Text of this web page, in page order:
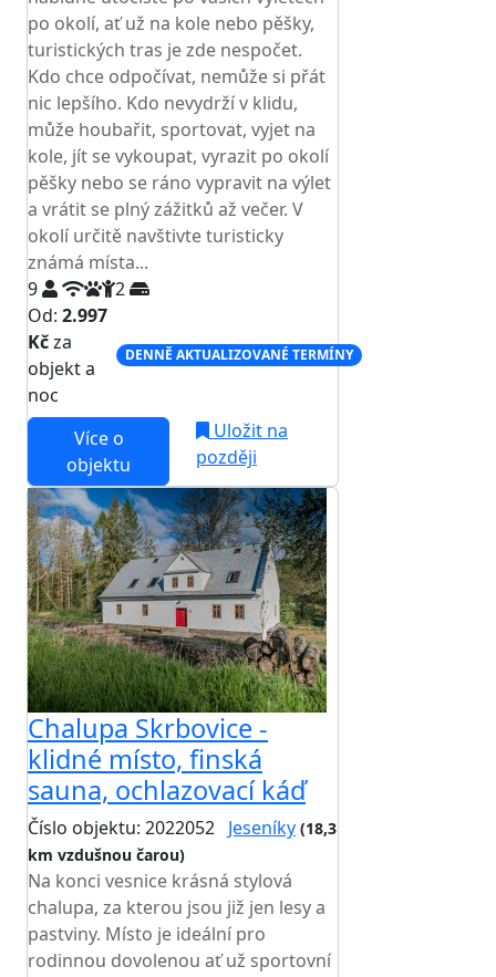
po okolí, ať už na kole nebo pěšky,
turistických tras je zde nespočet.
Kdo chce odpočívat, nemůže si přát
nic lepšího. Kdo nevydrží v klidu,
může houbařit, sportovat, vyjet na
kole, jít se vykoupat, vyrazit po okolí
pěšky nebo se ráno vypravit na výlet
a vrátit se plný zážitků až večer. V
okolí určitě navštivte turisticky
známá místa...
9
2
Od: 2.997
Kčza
objekt a
noc
DENNĚ AKTUALIZOVANÉ TERMÍNY
Více o
objektu
Uložit na
později
Chalupa Skrbovice -
klidné místo, finská
sauna, ochlazovací káď
Číslo objektu: 2022052 Jeseníky (18,3
km vzdušnou čarou)
Na konci vesnice krásná stylová
chalupa, za kterou jsou již jen lesy a
pastviny. Místo je ideální pro
rodinnou dovolenou ať už sportovní